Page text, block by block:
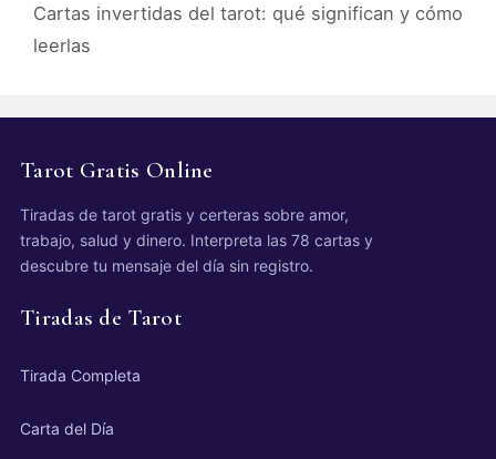
Cartas invertidas del tarot: qué significan y cómo
leerlas
Tarot Gratis Online
Tiradas de tarot gratis y certeras sobre amor,
trabajo, salud y dinero. Interpreta las 78 cartas y
descubre tu mensaje del día sin registro.
Tiradas de Tarot
Tirada Completa
Carta del Día